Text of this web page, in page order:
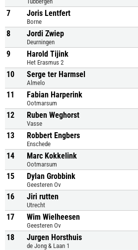
7 Joris Lentfert
Borne
8 Jordi Zwiep
Deurningen
9 Harold Tijink
Het Erasmus 2
10 Serge ter Harmsel
Almelo
11 Fabian Harperink
Ootmarsum
12 Ruben Weghorst
Vasse
13 Robbert Engbers
Enschede
14 Marc Kokkelink
Ootmarsum
15 Dylan Grobbink
Geesteren Ov
16 Jiri rutten
Utrecht
17 Wim Wielheesen
Geesteren Ov
18 Jurgen Horsthuis
de Jong & Laan 1